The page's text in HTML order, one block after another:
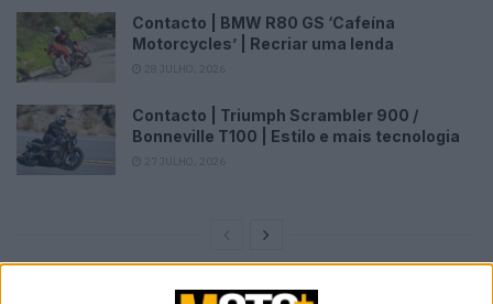
Contacto | BMW R80 GS ‘Cafeína
Motorcycles’ | Recriar uma lenda
Contacto | Triumph Scrambler 900 /
Bonneville T100 | Estilo e mais tecnologia